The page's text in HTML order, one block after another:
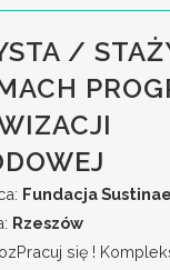
/
Fundacja Sustinae
Rzeszów
się !